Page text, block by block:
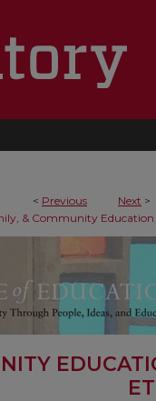
< Previous Next >
& Community Education